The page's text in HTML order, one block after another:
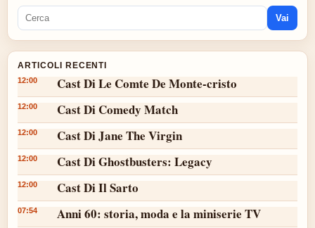
Vai
ARTICOLI RECENTI
12:00 Cast Di Le Comte De Monte-cristo
12:00 Cast Di Comedy Match
12:00 Cast Di Jane The Virgin
12:00 Cast Di Ghostbusters: Legacy
12:00 Cast Di Il Sarto
07:54 Anni 60: storia, moda e la miniserie TV